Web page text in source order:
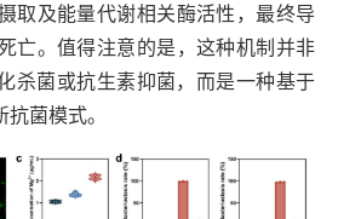
取及能量代谢相关酶活性，最终导
亡。值得注意的是，这种机制并非
杀菌或抗生素抑菌，而是一种基于
菌模式。